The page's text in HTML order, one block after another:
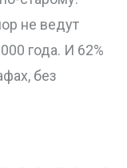
не ведут
года. И 62%
без